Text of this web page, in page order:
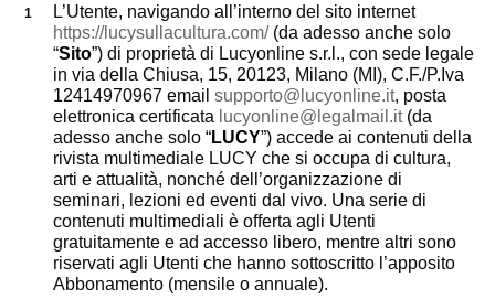
L’Utente, navigando all’interno del sito internet
https://lucysullacultura.com/(da adesso anche solo
“Sito”) di proprietà di Lucyonline s.r.l., con sede legale
in via della Chiusa, 15, 20123, Milano (MI), C.F./P.Iva
12414970967 emailsupporto@lucyonline.it, posta
elettronica certificata lucyonline@legalmail.it(da
adesso anche solo “LUCY”) accede ai contenuti della
rivista multimediale LUCY che si occupa di cultura,
arti e attualità, nonché dell’organizzazione di
seminari, lezioni ed eventi dal vivo. Una serie di
contenuti multimediali è offerta agli Utenti
gratuitamente e ad accesso libero, mentre altri sono
riservati agli Utenti che hanno sottoscritto l’apposito
Abbonamento (mensile o annuale).